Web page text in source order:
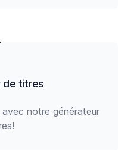
de titres
notre générateur